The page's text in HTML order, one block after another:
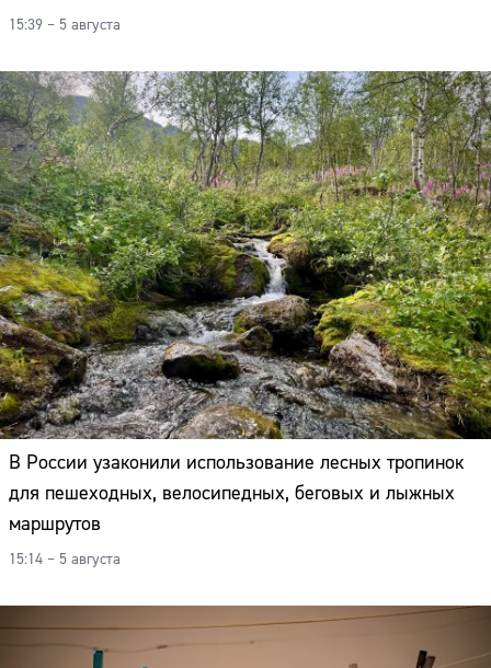
15:39 – 5 августа
В России узаконили использование лесных тропинок
для пешеходных, велосипедных, беговых и лыжных
маршрутов
15:14 – 5 августа
Телефон: